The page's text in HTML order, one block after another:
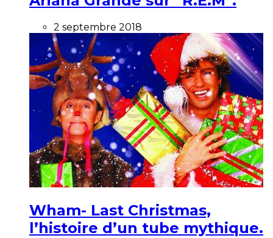
2 septembre 2018
Wham- Last Christmas,
l’histoire d’un tube mythique.